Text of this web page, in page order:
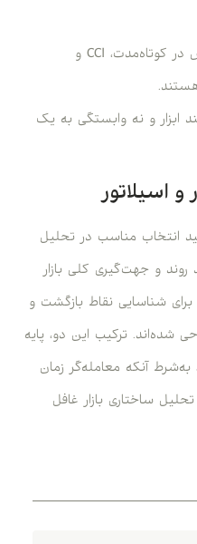
برای بررسی اشباع خرید/فروش در کوتاه‌مدت، CCI و
ابزار و نه وابستگی به یک
اسیلاتور
انتخاب مناسب در تحلیل
روند و جهت‌گیری کلی بازار
برای شناسایی نقاط بازگشت و
ترکیب این دو، پایه
آنکه معامله‌گر زمان
ساختاری بازار غافل